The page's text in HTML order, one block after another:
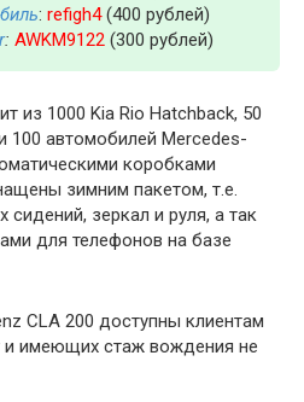
: refigh4(400 рублей)
: AWKM9122 (300 рублей)
из 1000 Kia Rio Hatchback, 50
100 автомобилей Mercedes-
коробками
зимним пакетом, т.е.
зеркал и руля, а так
для телефонов на базе
CLA 200 доступны клиентам
и имеющих стаж вождения не